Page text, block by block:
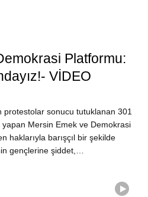
Platformu:
VİDEO
protestolar sonucu tutuklanan 301
yapan Mersin Emek ve Demokrasi
haklarıyla barışçıl bir şekilde
gençlerine şiddet,…